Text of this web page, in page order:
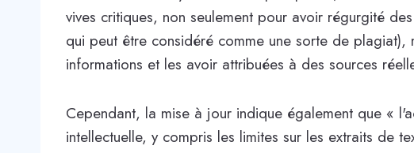
vives critiques, non seulement pour avoir régurgité
qui peut être considéré comme une sorte de plagiat),
informations et les avoir attribuées à des sources
Cependant, la mise à jour indique également que «
intellectuelle, y compris les limites sur les extraits de